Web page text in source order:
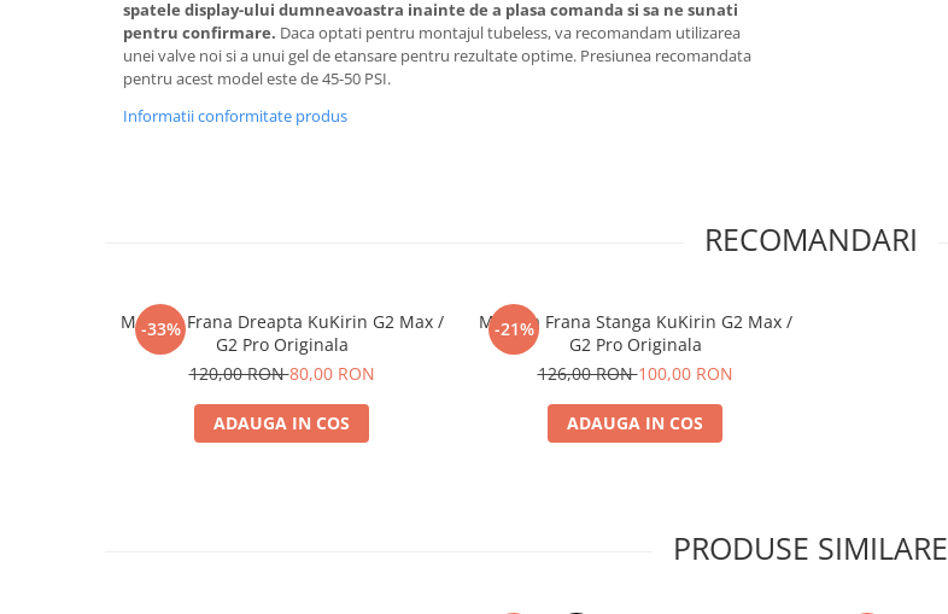
spatele display-ului dumneavoastra inainte de a plasa comanda si sa ne sunati
pentru confirmare. Daca optati pentru montajul tubeless, va recomandam utilizarea
unei valve noi si a unui gel de etansare pentru rezultate optime. Presiunea recomandata
pentru acest model este de 45-50 PSI.
Informatii conformitate produs
RECOMANDARI
-33%
Maneta Frana Dreapta KuKirin G2 Max /
G2 Pro Originala
120,00 RON80,00 RON
ADAUGA IN COS
-21%
Maneta Frana Stanga KuKirin G2 Max /
G2 Pro Originala
126,00 RON100,00 RON
ADAUGA IN COS
PRODUSE SIMILARE